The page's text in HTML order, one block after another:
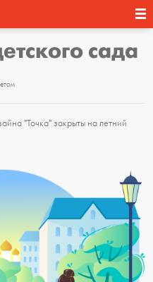
сада
"Точка" закрыты на летний